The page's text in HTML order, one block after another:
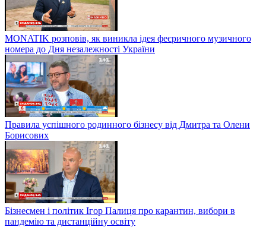
MONATIK розповів, як виникла ідея феєричного музичного
номера до Дня незалежності України
Правила успішного родинного бізнесу від Дмитра та Олени
Борисових
Бізнесмен і політик Ігор Палиця про карантин, вибори в
пандемію та дистанційну освіту